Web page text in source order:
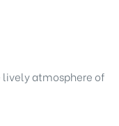
lively atmosphere of